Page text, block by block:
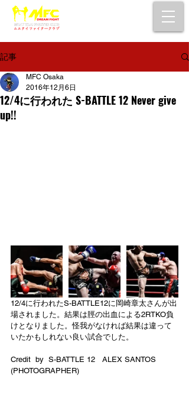
記事
12/4に行われた S-BATTLE 12 Never give
up!!
MFC Osaka
2016年12月6日
12/4に行われたS-BATTLE12に岡崎章太さんが出
場されました。結果は脛の出血による2RTKO負
けとなりました。怪我がなければ結果は違って
いたかもしれない良い試合でした。
Credit  by  S-BATTLE 12   ALEX SANTOS
(PHOTOGRAPHER)